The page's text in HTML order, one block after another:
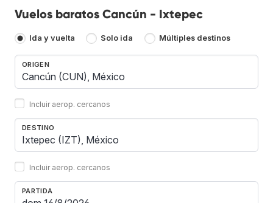
Vuelos baratos Cancún - Ixtepec
Ida y vuelta Solo ida Múltiples destinos
ORIGEN
Incluir aerop. cercanos
DESTINO
Incluir aerop. cercanos
PARTIDA